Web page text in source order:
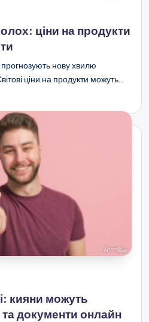
ціни на продукти
нову хвилю
ціни на продукти можуть…
кияни можуть
документи онлайн